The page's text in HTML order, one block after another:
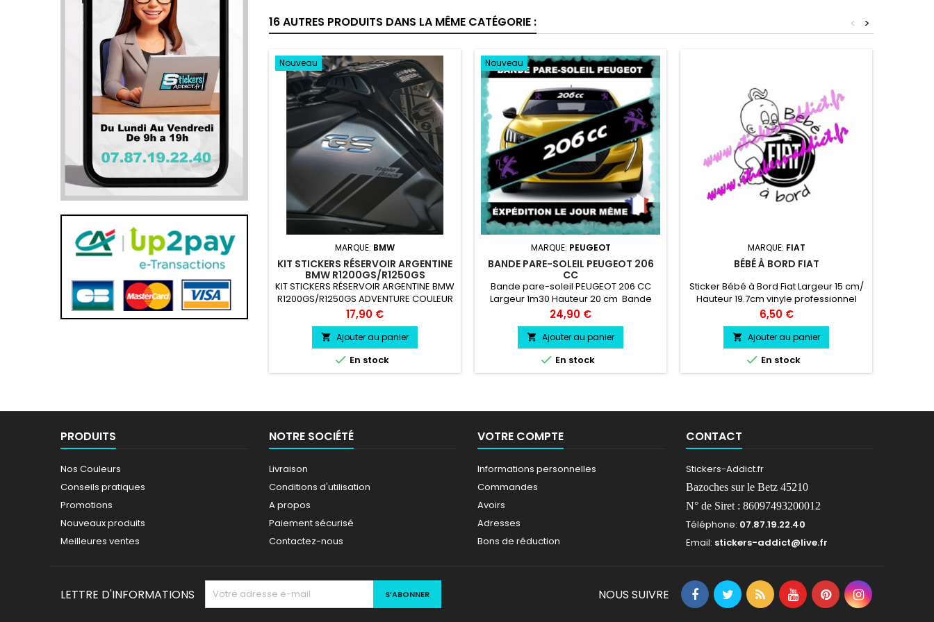
16 AUTRES PRODUITS DANS LA MÊME CATÉGORIE : >
<
Nouveau
MARQUE: BMW
KIT STICKERS RÉSERVOIR ARGENTINE
BMW R1200GS/R1250GS
ADVENTURE
KIT STICKERS RÉSERVOIR ARGENTINE BMW
R1200GS/R1250GS ADVENTURE COULEUR
AU CHOIX vinyle professionnel très
résistant résiste a l'eau, essence,
chaleur, froid.
Prix
17,90 €
 Ajouter au panier
 En stock
Nouveau
MARQUE: PEUGEOT
BANDE PARE-SOLEIL PEUGEOT 206
CC
Bande pare-soleil PEUGEOT 206 CC
Largeur 1m30 Hauteur 20 cm Bande
Pare soleil couleur au choix Logo
PEUGEOT 206 CC couleur au choix
Prix
24,90 €
 Ajouter au panier
 En stock
MARQUE: FIAT
BÉBÉ À BORD FIAT
Sticker Bébé à Bord Fiat Largeur 15 cm/
Hauteur 19.7cm vinyle professionnel
très résistant résiste a l'eau, essence,
chaleur, froid.
Prix
6,50 €
 Ajouter au panier
 En stock
PRODUITS
Nos Couleurs
Conseils pratiques
Promotions
Nouveaux produits
Meilleures ventes
NOTRE SOCIÉTÉ
Livraison
Conditions d'utilisation
A propos
Paiement sécurisé
Contactez-nous
VOTRE COMPTE
Informations personnelles
Commandes
Avoirs
Adresses
Bons de réduction
CONTACT
Stickers-Addict.fr
Bazoches sur le Betz 45210
N° de Siret : 86097493200012
Téléphone: 07.87.19.22.40
Email: stickers-addict@live.fr
LETTRE D'INFORMATIONS NOUS SUIVRE